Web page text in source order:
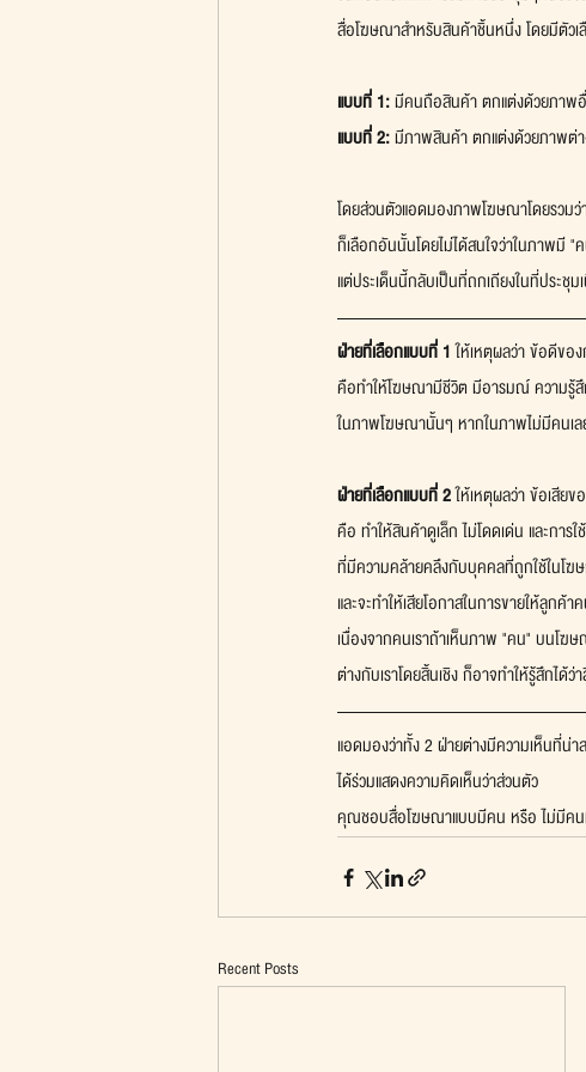
สื่อโฆษณาสำหรับสินค้าชิ้นหนึ่ง โดยมีตัว
แบบที่ 1: มีคนถือสินค้า ตกแต่งด้วยภาพ
แบบที่ 2: มีภาพสินค้า ตกแต่งด้วยภาพต่
โดยส่วนตัวแอดมองภาพโฆษณาโดยรวม
ก็เลือกอันนั้นโดยไม่ได้สนใจว่าในภาพมี "
แต่ประเด็นนี้กลับเป็นที่ถกเถียงในที่ประชุ
ฝ่ายที่เลือกแบบที่ 1 ให้เหตุผลว่า ข้อดีขอ
คือทำให้โฆษณามีชีวิต มีอารมณ์ ความ
ในภาพโฆษณานั้นๆ หากในภาพไม่มีคนเ
ฝ่ายที่เลือกแบบที่ 2 ให้เหตุผลว่า ข้อเสีย
คือ ทำให้สินค้าดูเล็ก ไม่โดดเด่น และการ
ที่มีความคล้ายคลึงกับบุคคลที่ถูกใช้ในโฆ
และจะทำให้เสียโอกาสในการขายให้ลูก
เนื่องจากคนเราถ้าเห็นภาพ "คน" บนโ
ต่างกับเราโดยสิ้นเชิง ก็อาจทำให้รู้สึกได้ว่
แอดมองว่าทั้ง 2 ฝ่ายต่างมีความเห็นที่น่า
ได้ร่วมแสดงความคิดเห็นว่าส่วนตัว
คุณชอบสื่อโฆษณาแบบมีคน หรือ ไม่มีค
Recent Posts